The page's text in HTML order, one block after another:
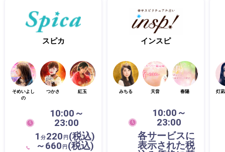
スピカ
そめいよし
の
つかさ 紅玉
10:00～
23:00
1 分220 円(税込)
～660 円(税込)
インスピ
みちる 天音 春陽
10:00～
23:00
各サービスに
表示された税
灯